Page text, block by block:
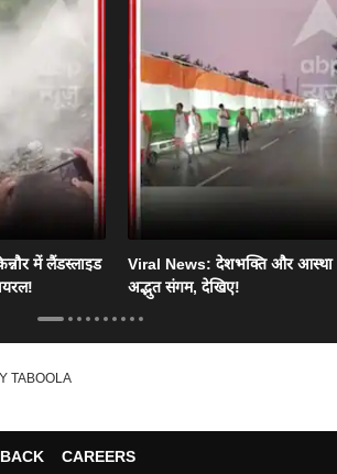
में लैंडस्लाइड
Viral News: देशभक्ति और आस्था
अद्भुत संगम, देखिए!
TABOOLA
CAREERS